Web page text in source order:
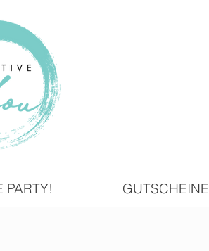
PARTY! GUTSCHEINE